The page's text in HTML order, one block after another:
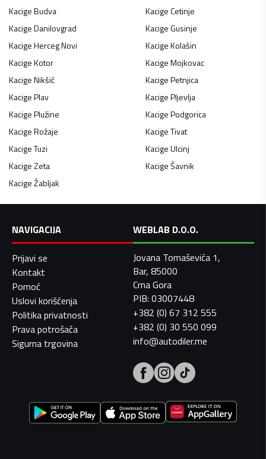
KacigeBudva KacigeCetinje
KacigeDanilovgrad KacigeGusinje
KacigeHerceg Novi KacigeKolašin
KacigeKotor KacigeMojkovac
KacigeNikšić KacigePetnjica
KacigePlav KacigePljevlja
KacigePlužine KacigePodgorica
KacigeRožaje KacigeTivat
KacigeTuzi KacigeUlcinj
KacigeZeta KacigeŠavnik
KacigeŽabljak
NAVIGACIJA
Prijavi se
Kontakt
Pomoć
Uslovi korišćenja
Politika privatnosti
Prava potrošača
Sigurna trgovina
WEBLAB D.O.O.
Jovana Tomaševića 1,
Bar, 85000
Crna Gora
PIB: 03007448
+382 (0) 67 312 555
+382 (0) 30 550 099
info@autodiler.me